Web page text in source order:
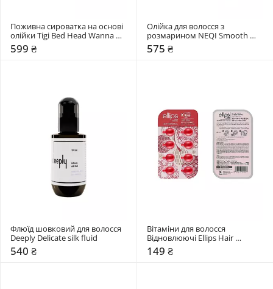
Поживна сироватка на основі
олійки Tigi Bed Head Wanna
Glow
599 ₴
Олійка для волосся з
розмарином NEQI Smooth
Strength
575 ₴
Флюїд шовковий для волосся
Deeply Delicate silk fluid
540 ₴
Вітаміни для волосся
Відновлюючі Ellips Hair
149 ₴